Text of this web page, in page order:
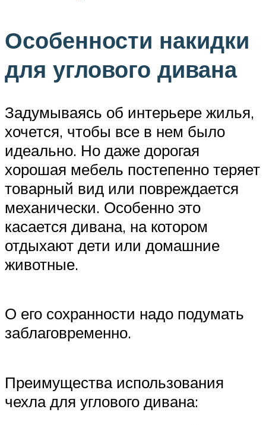
Особенности накидки
для углового дивана
Задумываясь об интерьере жилья,
хочется, чтобы все в нем было
идеально. Но даже дорогая
хорошая мебель постепенно теряет
товарный вид или повреждается
механически. Особенно это
касается дивана, на котором
отдыхают дети или домашние
животные.
О его сохранности надо подумать
заблаговременно.
Преимущества использования
чехла для углового дивана: